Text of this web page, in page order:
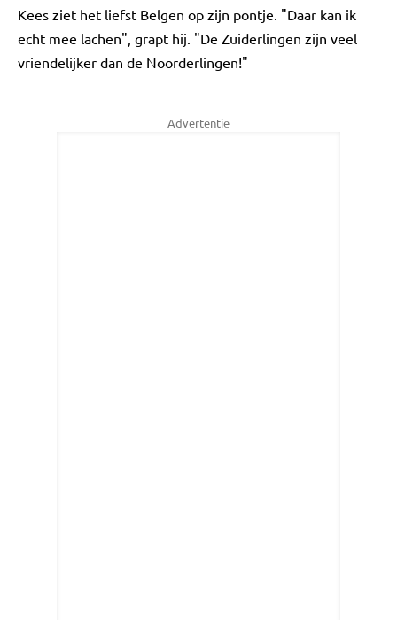
Kees ziet het liefst Belgen op zijn pontje. "Daar kan ik
echt mee lachen", grapt hij. "De Zuiderlingen zijn veel
vriendelijker dan de Noorderlingen!"
Advertentie